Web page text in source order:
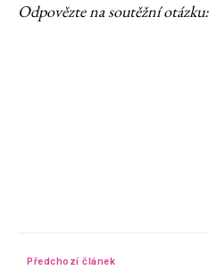
Odpovězte na soutěžní otázku:
Předchozí článek